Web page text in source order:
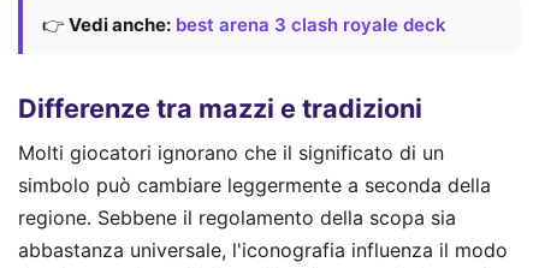
👉 Vedi anche: best arena 3 clash royale deck
Differenze tra mazzi e tradizioni
Molti giocatori ignorano che il significato di un
simbolo può cambiare leggermente a seconda della
regione. Sebbene il regolamento della scopa sia
abbastanza universale, l'iconografia influenza il modo